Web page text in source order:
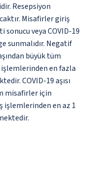
Resepsiyon
Misafirler giriş
sonucu veya COVID-19
sunmalıdır. Negatif
büyük tüm
en fazla
COVID-19 aşısı
misafirler için
işlemlerinden en az 1